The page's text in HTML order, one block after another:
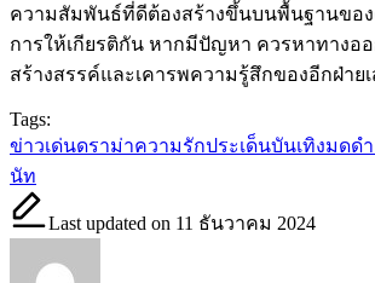
ความสัมพันธ์ที่ดีต้องสร้างขึ้นบนพื้นฐานของ
การให้เกียรติกัน หากมีปัญหา ควรหาทางอ
สร้างสรรค์และเคารพความรู้สึกของอีกฝ่าย
Tags:
ข่าวเด่นดราม่าความรักประเด็นบันเทิงมดด
นัท
Last updated on 11 ธันวาคม 2024